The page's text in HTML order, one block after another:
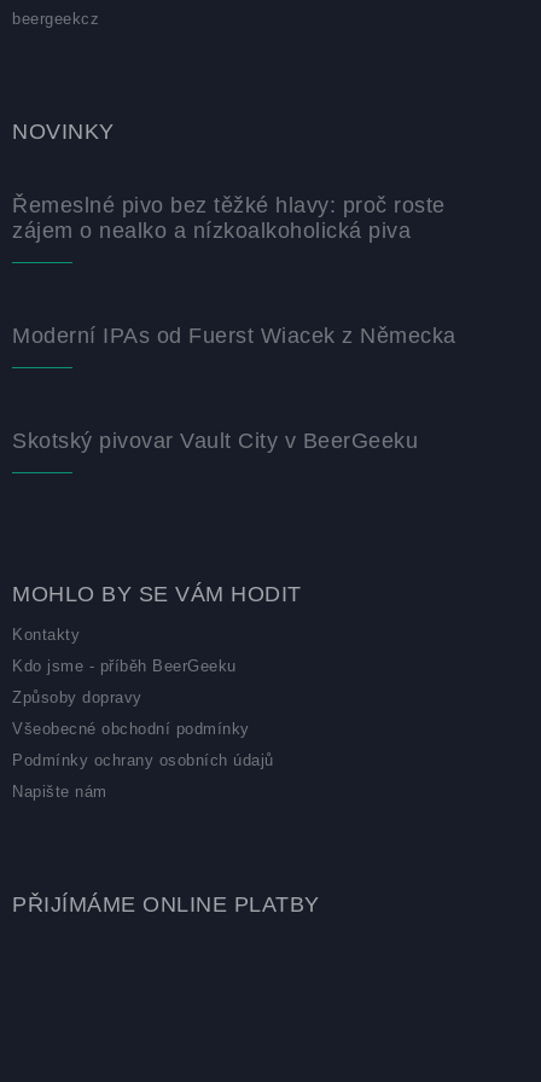
beergeekcz
NOVINKY
Řemeslné pivo bez těžké hlavy: proč roste
zájem o nealko a nízkoalkoholická piva
Moderní IPAs od Fuerst Wiacek z Německa
Skotský pivovar Vault City v BeerGeeku
MOHLO BY SE VÁM HODIT
Kontakty
Kdo jsme - příběh BeerGeeku
Způsoby dopravy
Všeobecné obchodní podmínky
Podmínky ochrany osobních údajů
Napište nám
PŘIJÍMÁME ONLINE PLATBY